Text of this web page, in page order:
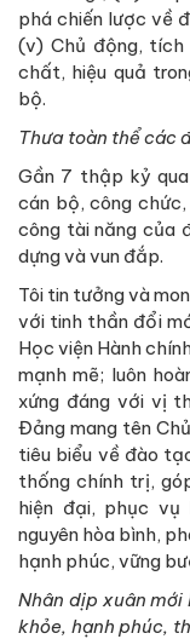
phá chiến lược về
(v) Chủ động,
chất, hiệu quả
bộ.
Thưa toàn thể các
Gần 7 thập kỷ
cán bộ, công chức,
công tài năng của
dựng và vun đắp.
Tôi tin tưởng và
với tinh thần đổi
Học viện Hành
mạnh mẽ; luôn
xứng đáng với vị
Đảng mang tên
tiêu biểu về đào
thống chính trị,
hiện đại, phục vụ
nguyên hòa bình,
hạnh phúc, vững
Nhân dịp xuân
khỏe, hạnh phúc,